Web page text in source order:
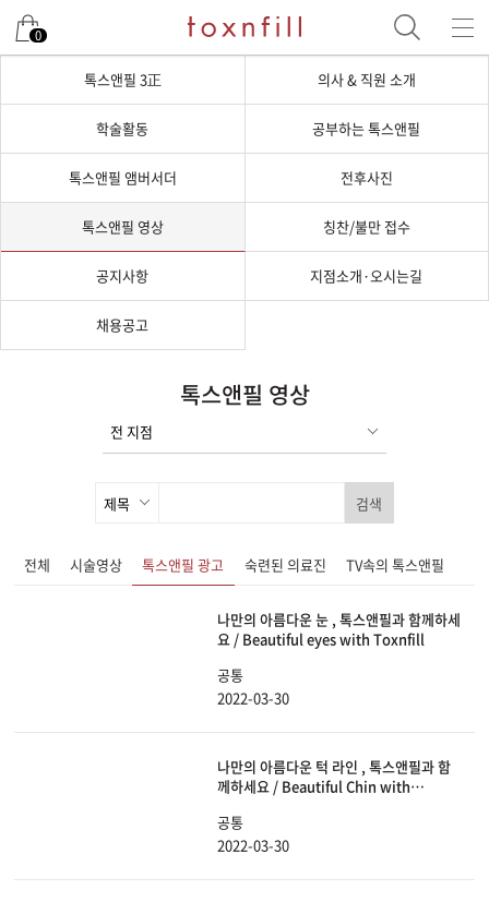
0
톡스앤필 3正 의사 & 직원 소개
학술활동 공부하는 톡스앤필
톡스앤필 앰버서더 전후사진
톡스앤필 영상 칭찬/불만 접수
공지사항 지점소개·오시는길
채용공고
톡스앤필 영상
검색
전체 시술영상 톡스앤필 광고 숙련된 의료진 TV속의 톡스앤필
나만의 아름다운 눈 , 톡스앤필과 함께하세
요 / Beautiful eyes with Toxnfill
공통
2022-03-30
나만의 아름다운 턱 라인 , 톡스앤필과 함
께하세요 / Beautiful Chin with
공통
2022-03-30